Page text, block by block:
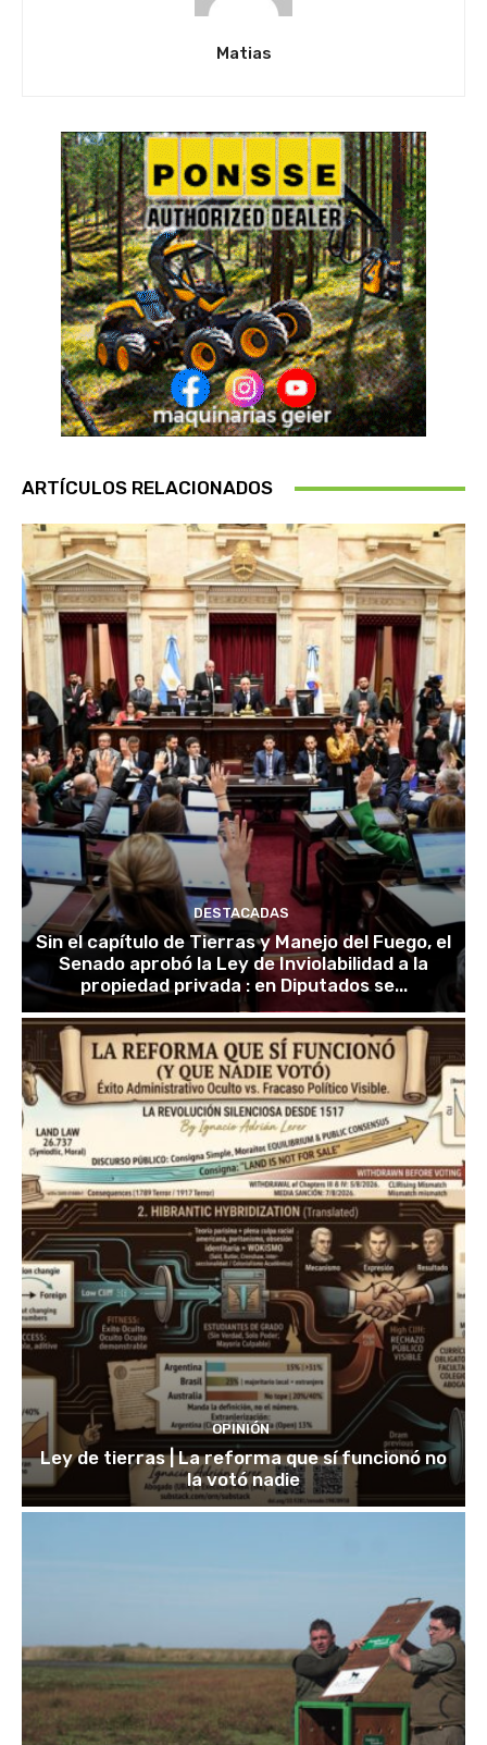
Matias
ARTÍCULOS RELACIONADOS
DESTACADAS
Sin el capítulo de Tierras y Manejo del Fuego, el
Senado aprobó la Ley de Inviolabilidad a la
propiedad privada : en Diputados se...
OPINIÓN
Ley de tierras | La reforma que sí funcionó no
la votó nadie